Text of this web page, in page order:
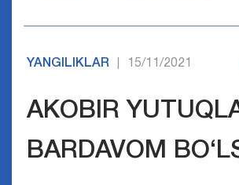
YANGILIKLAR 15/11/2021
AKOBIR
BARDAVOM